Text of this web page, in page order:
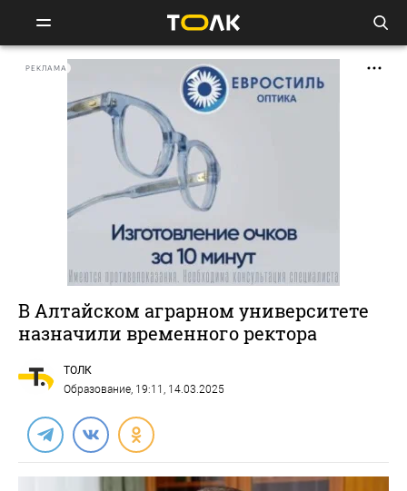
РЕКЛАМА
В Алтайском аграрном университете
назначили временного ректора
ТОЛК
Образование, 19:11, 14.03.2025